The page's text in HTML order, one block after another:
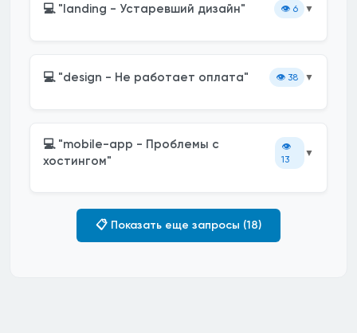
💻 "landing - Устаревший дизайн" 👁️ 6 ▼
💻 "design - Не работает оплата" 👁️ 38 ▼
💻 "mobile-app - Проблемы с
хостингом"
👁️
13
▼
📋 Показать еще запросы (18)